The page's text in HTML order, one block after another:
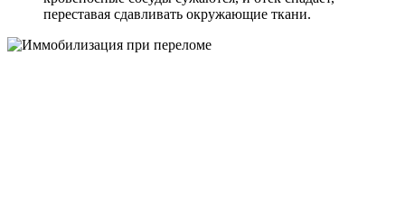
переставая сдавливать окружающие ткани.